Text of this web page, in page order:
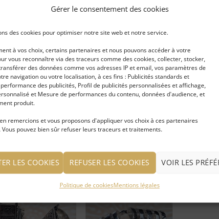
Gérer le consentement des cookies
des cookies pour optimiser notre site web et notre service.
à vos choix, certains partenaires et nous pouvons accéder à votre
vous reconnaître via des traceurs comme des cookies, collecter, stocker,
des données comme vos adresses IP et email, vos paramètres de
navigation ou votre localisation, à ces fins : Publicités standards et
des publicités, Profil de publicités personnalisées et affichage,
et Mesure de performances du contenu, données d'audience, et
produit.
remercions et vous proposons d'appliquer vos choix à ces partenaires
Vous pouvez bien sûr refuser leurs traceurs et traitements.
LES COOKIES REFUSER LES COOKIES VOIR LES
Politique de cookiesMentions légales
Ajouter
à ma
d'envies
Éventail argentée
LA SUITE
pour voir
Ajouter
à ma
d'envies
LIRE LA SUITE
Se connecter pour voir
le prix
Bague
Se
le prix
Ajouter
à ma
Ajouter
à ma